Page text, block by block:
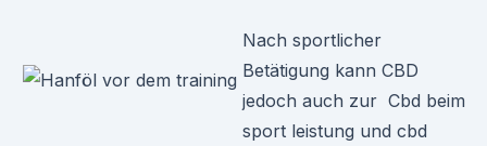
Nach sportlicher
Betätigung kann CBD
jedoch auch zur Cbd beim
sport leistung und cbd